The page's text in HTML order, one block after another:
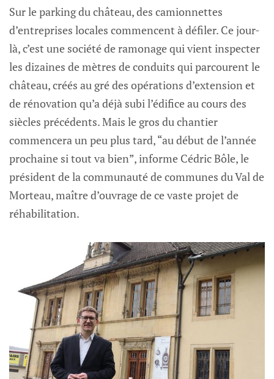
Sur le parking du château, des camionnettes
d’entreprises locales commencent à défiler. Ce jour-
là, c’est une société de ramonage qui vient inspecter
les dizaines de mètres de conduits qui parcourent le
château, créés au gré des opérations d’extension et
de rénovation qu’a déjà subi l’édifice au cours des
siècles précédents. Mais le gros du chantier
commencera un peu plus tard, “au début de l’année
prochaine si tout va bien”, informe Cédric Bôle, le
président de la communauté de communes du Val de
Morteau, maître d’ouvrage de ce vaste projet de
réhabilitation.